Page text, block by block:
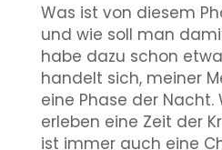
Was ist von diesem
und wie soll man
habe dazu schon
handelt sich, meiner
eine Phase der Nacht.
erleben eine Zeit der
ist immer auch eine